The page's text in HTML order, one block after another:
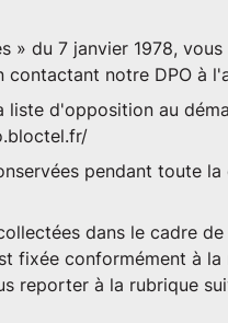
» du 7 janvier 1978,
notre DPO à
liste d'opposition au
pendant toute
dans le cadre
fixée conformément à
reporter à la rubrique